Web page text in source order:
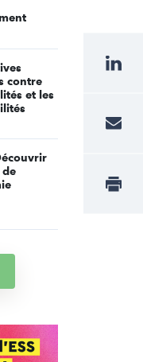
contre
et les
de